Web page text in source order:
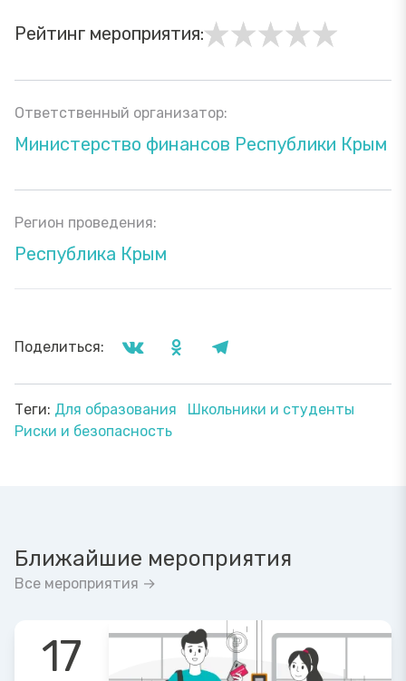
Рейтинг мероприятия:
Ответственный организатор:
Министерство финансов Республики Крым
Регион проведения:
Республика Крым
Поделиться:
Теги: Для образования
Школьники и студенты
Риски и безопасность
Ближайшие мероприятия
Все мероприятия →
17